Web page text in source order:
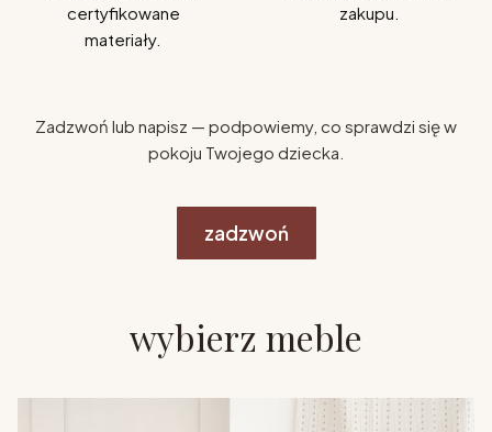
certyfikowane
materiały.
zakupu.
Zadzwoń lub napisz — podpowiemy, co sprawdzi się w
pokoju Twojego dziecka.
zadzwoń
wybierz meble